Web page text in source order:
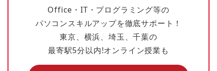
Office・IT・プログラミング等の
パソコンスキルアップを徹底サポート！
東京、横浜、埼玉、千葉の
最寄駅5分以内!オンライン授業も